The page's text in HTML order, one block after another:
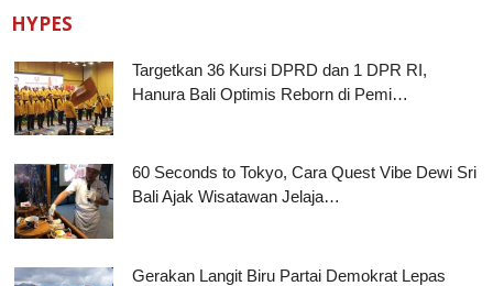
HYPES
Targetkan 36 Kursi DPRD dan 1 DPR RI,
Hanura Bali Optimis Reborn di Pemi…
60 Seconds to Tokyo, Cara Quest Vibe Dewi Sri
Bali Ajak Wisatawan Jelaja…
Gerakan Langit Biru Partai Demokrat Lepas